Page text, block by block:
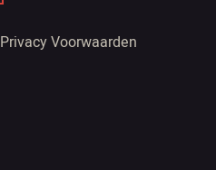
Privacy Voorwaarden